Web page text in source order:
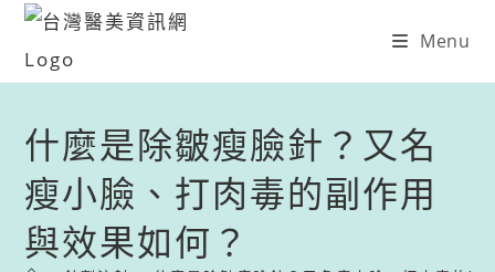
Menu
什麼是除皺瘦臉針？又名
瘦小臉、打肉毒的副作用
與效果如何？